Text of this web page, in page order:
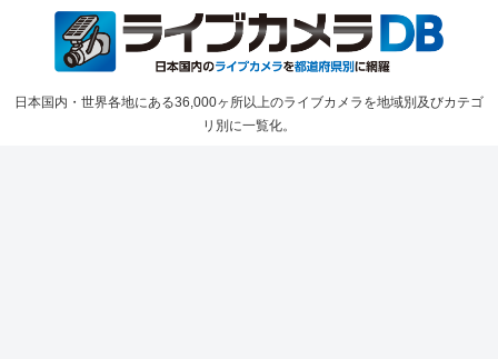
日本国内・世界各地にある36,000ヶ所以上のライブカメラを地域別及びカテゴ
リ別に一覧化。